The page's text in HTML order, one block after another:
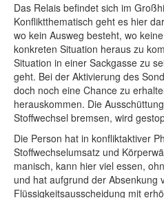
Das Relais befindet sich im
Konfliktthematisch geht es hier
wo kein Ausweg besteht, wo
konkreten Situation heraus zu
Situation in einer Sackgasse zu
geht. Bei der Aktivierung des
doch noch eine Chance zu
herauskommen. Die
Stoffwechsel bremsen, wird
Die Person hat in konfliktaktiver
Stoffwechselumsatz und
manisch, kann hier viel essen,
und hat aufgrund der Absenkung
Flüssigkeitsausscheidung mit